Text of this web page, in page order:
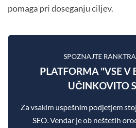
pomaga pri doseganju ciljev.
SPOZNAJTE
PLATFORMA "VSE V
UČINKOVITO
Za vsakim uspešnim podjetjem
SEO. Vendar je ob neštetih